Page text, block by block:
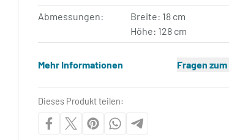
Abmessungen:
Breite: 18 cm
Höhe: 128 cm
Mehr Informationen Fragen
Dieses Produkt teilen: